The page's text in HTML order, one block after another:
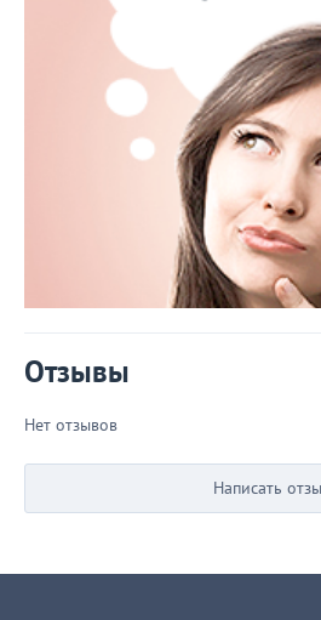
Отзывы
Нет отзывов
Написать